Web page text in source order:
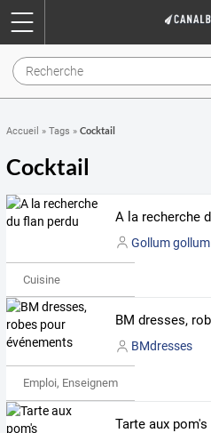
Accueil » Tags » Cocktail
Cocktail
Gollum gollum
Cuisine
BMdresses
Emploi, Enseignement & Etudes
Tarte aux pom's